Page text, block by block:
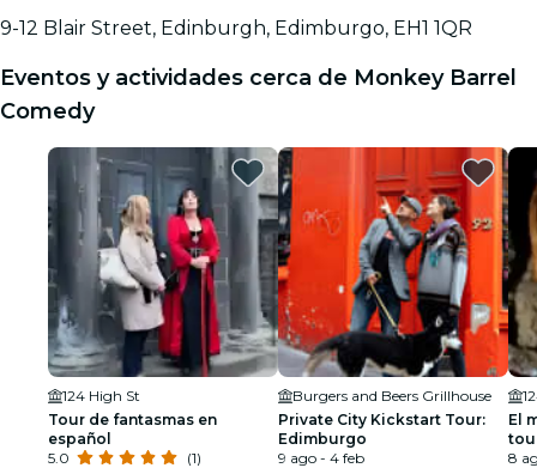
9-12 Blair Street, Edinburgh, Edimburgo, EH1 1QR
Eventos y actividades cerca de Monkey Barrel
Comedy
124 High St
Tour de fantasmas en
español
5.0
(1)
Burgers and Beers Grillhouse
Private City Kickstart Tour:
Edimburgo
9 ago - 4 feb
El
8